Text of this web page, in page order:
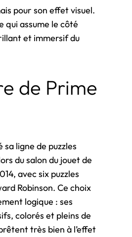
pour son effet visuel.
qui assume le côté
et immersif du
de Prime
sa ligne de puzzles
du salon du jouet de
avec six puzzles
Robinson. Ce choix
logique : ses
colorés et pleins de
très bien à l’effet